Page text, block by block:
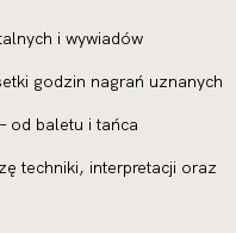
i wywiadów
godzin nagrań uznanych
od baletu i tańca
techniki, interpretacji oraz